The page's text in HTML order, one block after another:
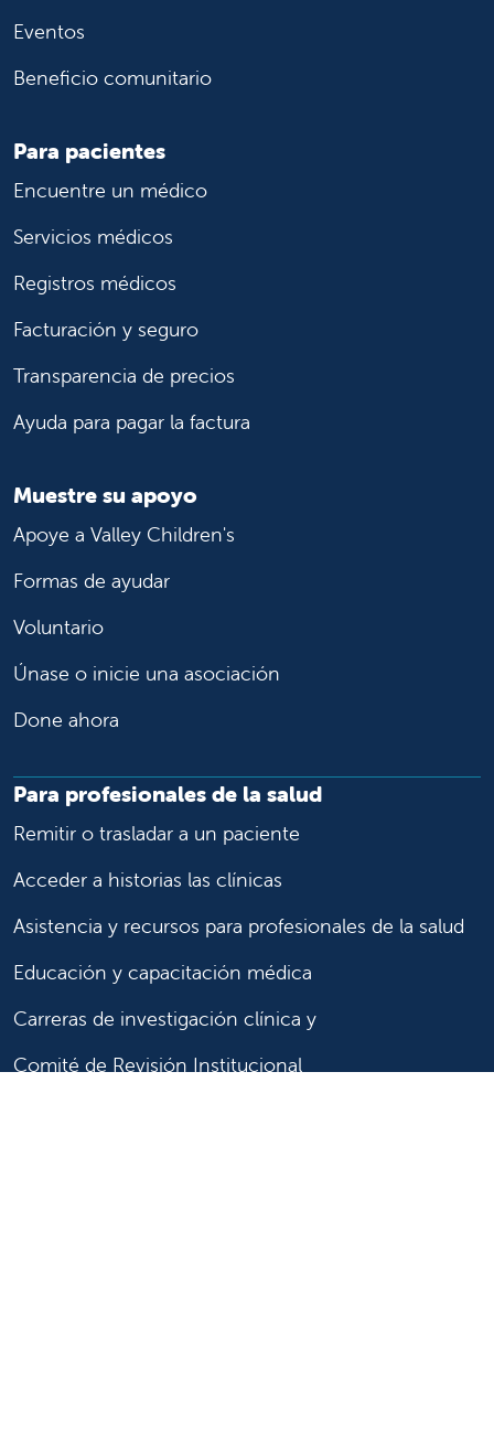
Eventos
Beneficio comunitario
Para pacientes
Encuentre un médico
Servicios médicos
Registros médicos
Facturación y seguro
Transparencia de precios
Ayuda para pagar la factura
Muestre su apoyo
Apoye a Valley Children's
Formas de ayudar
Voluntario
Únase o inicie una asociación
Done ahora
Para profesionales de la salud
Remitir o trasladar a un paciente
Acceder a historias las clínicas
Asistencia y recursos para profesionales de la salud
Educación y capacitación médica
Carreras de investigación clínica y
Comité de Revisión Institucional